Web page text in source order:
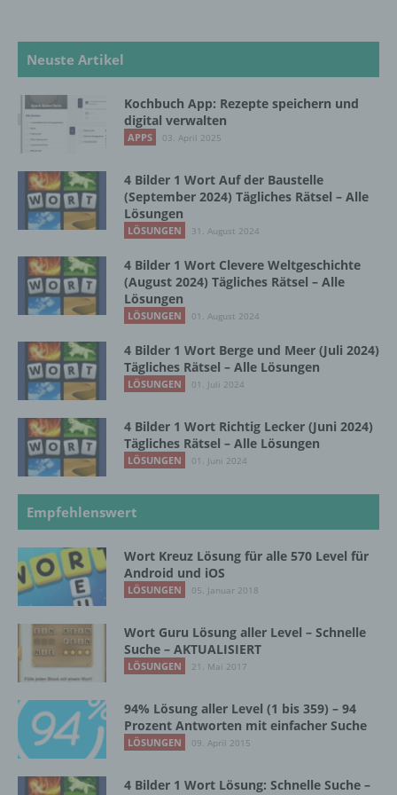
Neuste Artikel
Kochbuch App: Rezepte speichern und
digital verwalten
APPS 03. April 2025
4 Bilder 1 Wort Auf der Baustelle
(September 2024) Tägliches Rätsel – Alle
Lösungen
LÖSUNGEN 31. August 2024
4 Bilder 1 Wort Clevere Weltgeschichte
(August 2024) Tägliches Rätsel – Alle
Lösungen
LÖSUNGEN 01. August 2024
4 Bilder 1 Wort Berge und Meer (Juli 2024)
Tägliches Rätsel – Alle Lösungen
LÖSUNGEN 01. Juli 2024
4 Bilder 1 Wort Richtig Lecker (Juni 2024)
Tägliches Rätsel – Alle Lösungen
LÖSUNGEN 01. Juni 2024
Empfehlenswert
Wort Kreuz Lösung für alle 570 Level für
Android und iOS
LÖSUNGEN 05. Januar 2018
Wort Guru Lösung aller Level – Schnelle
Suche – AKTUALISIERT
LÖSUNGEN 21. Mai 2017
94% Lösung aller Level (1 bis 359) – 94
Prozent Antworten mit einfacher Suche
LÖSUNGEN 09. April 2015
4 Bilder 1 Wort Lösung: Schnelle Suche –
vorherzusagen.
f) Pseudonymisierung
Pseudonymisierung ist die Verarbeitung
auf welche die personenbezogenen Daten
ohne Hinzuziehung zusätzlicher
Informationen nicht mehr einer spezifischen
betroffenen Person zugeordnet werden
Informationen gesondert aufbewahrt werden
und technischen und organisatorischen
Maßnahmen unterliegen, die gewährleisten,
dass die personenbezogenen Daten nicht
natürlichen Person zugewiesen werden.
Verantwortlicher
Verantwortlicher oder für die Verarbeitung
juristische Person, Behörde, Einrichtung
und Mittel der Verarbeitung von
personenbezogenen Daten entscheidet.
Sind die Zwecke und Mittel dieser
das Recht der Mitgliedstaaten vorgegeben,
so kann der Verantwortliche
beziehungsweise können die bestimmten
Kriterien seiner Benennung nach dem
Unionsrecht oder dem Recht der
Mitgliedstaaten vorgesehen werden.
h) Auftragsverarbeiter